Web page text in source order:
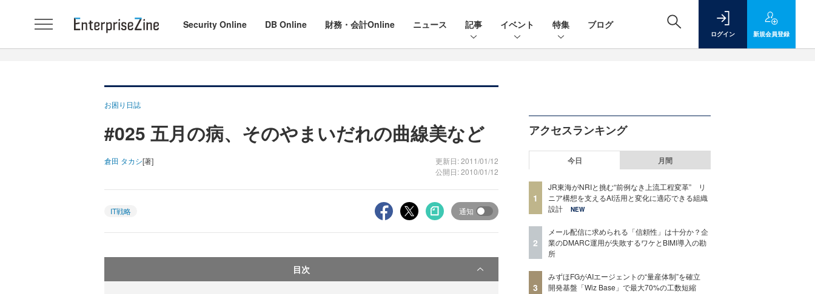
Security Online DB Online 財務・会計Online ニュース 記事 イベント 特集 ブログ
ログイン 新規会員登録
お困り日誌
#025 五月の病、そのやまいだれの曲線美など
倉田 タカシ[著]
更新日: 2011/01/12
公開日: 2010/01/12
IT戦略 通知
目次
アクセスランキング
今日 月間
1
JR東海がNRIと挑む“前例なき上流工程変革” リ
ニア構想を支えるAI活用と変化に適応できる組織
設計
NEW
2
メール配信に求められる「信頼性」は十分か？企
業のDMARC運用が失敗するワケとBIMI導入の勘
所
3
みずほFGがAIエージェントの“量産体制”を確立
開発基盤「Wiz Base」で最大70%の工数短縮